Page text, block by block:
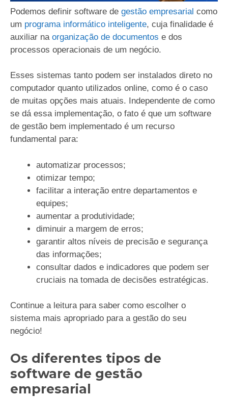
Podemos definir software de gestão empresarial como
um programa informático inteligente, cuja finalidade é
auxiliar na organização de documentos e dos
processos operacionais de um negócio.
Esses sistemas tanto podem ser instalados direto no
computador quanto utilizados online, como é o caso
de muitas opções mais atuais. Independente de como
se dá essa implementação, o fato é que um software
de gestão bem implementado é um recurso
fundamental para:
automatizar processos;
otimizar tempo;
facilitar a interação entre departamentos e
equipes;
aumentar a produtividade;
diminuir a margem de erros;
garantir altos níveis de precisão e segurança
das informações;
consultar dados e indicadores que podem ser
cruciais na tomada de decisões estratégicas.
Continue a leitura para saber como escolher o
sistema mais apropriado para a gestão do seu
negócio!
Os diferentes tipos de
software de gestão
empresarial